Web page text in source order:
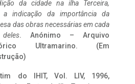
da cidade na ilha Terceira,
a indicação da importância da
das obras necessárias em cada
. Anónimo – Arquivo
Ultramarino. (Em
do IHIT, Vol. LIV, 1996,